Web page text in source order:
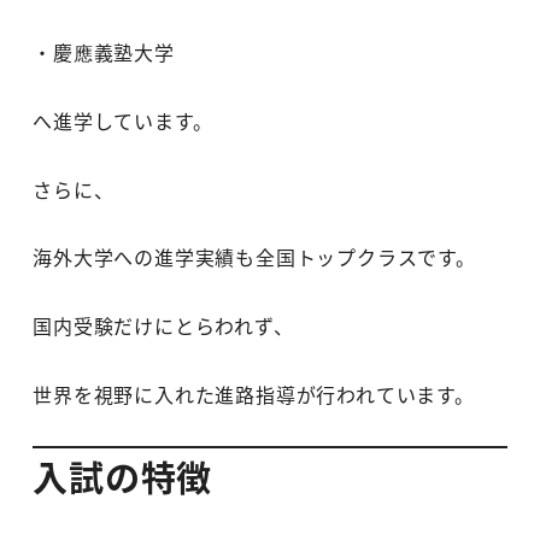
・慶應義塾大学
へ進学しています。
さらに、
海外大学への進学実績も全国トップクラスです。
国内受験だけにとらわれず、
世界を視野に入れた進路指導が行われています。
入試の特徴